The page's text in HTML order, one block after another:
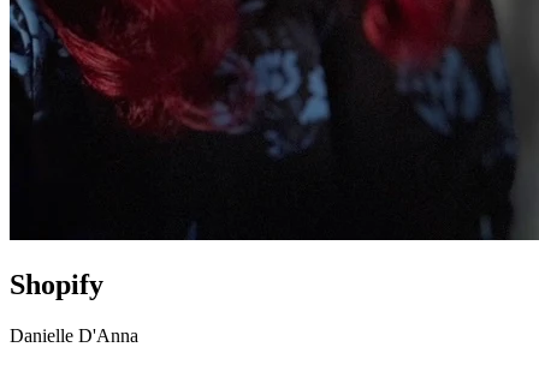
Shopify
Danielle D'Anna